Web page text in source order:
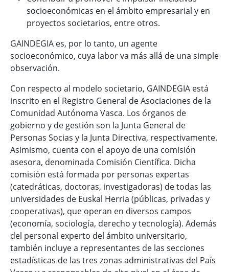
socioeconómicas en el ámbito empresarial y en
proyectos societarios, entre otros.
GAINDEGIA es, por lo tanto, un agente
socioeconómico, cuya labor va más allá de una simple
observación.
Con respecto al modelo societario, GAINDEGIA está
inscrito en el Registro General de Asociaciones de la
Comunidad Autónoma Vasca. Los órganos de
gobierno y de gestión son la Junta General de
Personas Socias y la Junta Directiva, respectivamente.
Asimismo, cuenta con el apoyo de una comisión
asesora, denominada Comisión Científica. Dicha
comisión está formada por personas expertas
(catedráticas, doctoras, investigadoras) de todas las
universidades de Euskal Herria (públicas, privadas y
cooperativas), que operan en diversos campos
(economía, sociología, derecho y tecnología). Además
del personal experto del ámbito universitario,
también incluye a representantes de las secciones
estadísticas de las tres zonas administrativas del País